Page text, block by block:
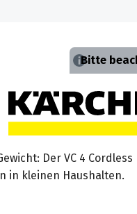
Bitte
Der VC 4 Cordless
in kleinen Haushalten.